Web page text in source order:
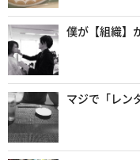
僕が【組織】
マジで「レン